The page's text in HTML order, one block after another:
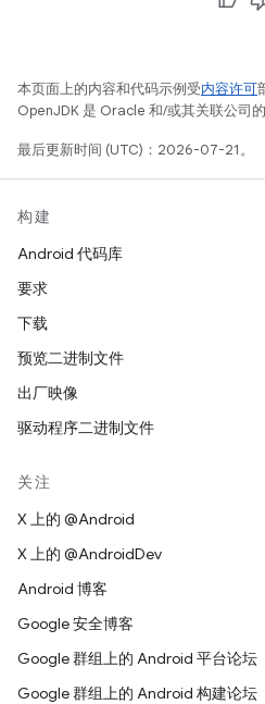
本页面上的内容和代码示例受内容许可
OpenJDK 是 Oracle 和/或其关联公司的
最后更新时间 (UTC)：2026-07-21。
构建
Android 代码库
要求
下载
预览二进制文件
出厂映像
驱动程序二进制文件
关注
X 上的 @Android
X 上的 @AndroidDev
Android 博客
Google 安全博客
Google 群组上的 Android 平台论坛
Google 群组上的 Android 构建论坛